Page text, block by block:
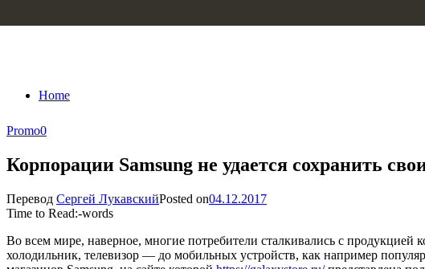
Home
Promo0
Корпорации Samsung не удается сохранить
Перевод Сергей ЛукавскийPosted on04.12.2017
Time to Read:-words
Во всем мире, наверное, многие потребители сталкивались с
холодильник, телевизор — до мобильных устройств, как например